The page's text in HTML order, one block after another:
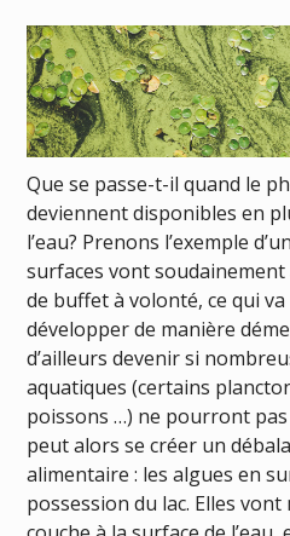
Que se passe-t-il quand le
deviennent disponibles en
l’eau? Prenons l’exemple
surfaces vont
de buffet à volonté, ce qui
développer de manière
d’ailleurs devenir si
aquatiques (certains
poissons …) ne pourront
peut alors se créer un
alimentaire : les algues en
possession du lac. Elles